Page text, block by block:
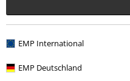
EMP International
EMP Deutschland